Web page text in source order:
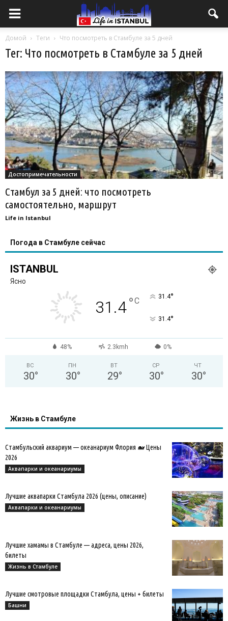
Домой Теги Что посмотреть в Стамбуле за 5 дней
Тег: Что посмотреть в Стамбуле за 5 дней
Достопримечательности
Стамбул за 5 дней: что посмотреть
самостоятельно, маршрут
Life in Istanbul
Погода в Стамбуле сейчас
ISTANBUL
Ясно
31.4°C 31.4°
31.4°
48% 2.3kmh 0%
ВС
30°
ПН
30°
ВТ
29°
СР
30°
ЧТ
30°
Жизнь в Стамбуле
Стамбульский аквариум — океанариум Флория 🐋 Цены
2026
Аквапарки и океанариумы
Лучшие аквапарки Стамбула 2026 (цены, описание)
Аквапарки и океанариумы
Лучшие хамамы в Стамбуле — адреса, цены 2026,
билеты
Жизнь в Стамбуле
Лучшие смотровые площадки Стамбула, цены + билеты
Башни